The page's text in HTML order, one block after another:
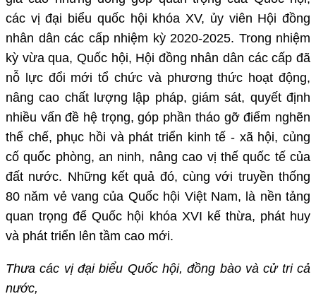
các vị đại biểu quốc hội khóa XV, ủy viên Hội đồng
nhân dân các cấp nhiệm kỳ 2020-2025. Trong nhiệm
kỳ vừa qua, Quốc hội, Hội đồng nhân dân các cấp đã
nỗ lực đổi mới tổ chức và phương thức hoạt động,
nâng cao chất lượng lập pháp, giám sát, quyết định
nhiều vấn đề hệ trọng, góp phần tháo gỡ điểm nghẽn
thể chế, phục hồi và phát triển kinh tế - xã hội, củng
cố quốc phòng, an ninh, nâng cao vị thế quốc tế của
đất nước. Những kết quả đó, cùng với truyền thống
80 năm vẻ vang của Quốc hội Việt Nam, là nền tảng
quan trọng để Quốc hội khóa XVI kế thừa, phát huy
và phát triển lên tầm cao mới.
Thưa các vị đại biểu Quốc hội, đồng bào và cử tri cả
nước,